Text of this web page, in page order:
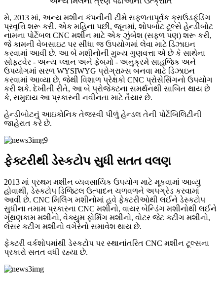
મે, 2013 માં, અન્ય મશીન કંપનીની ટીમે સફળતાપૂર્વક ક્રાઉડફંડિંગ
પ્રવૃત્તિ શરૂ કરી. એક મહિના પછી, જૂનમાં, શોપબોટ ટૂલ્સે હેન્ડીબોટ
નામના પોર્ટેબલ CNC મશીન માટે એક ઝુંબેશ (સફળ પણ) શરૂ કરી,
જે કામની વેબસાઇટ પર સીધા જ ઉપયોગમાં લેવા માટે ડિઝાઇન
કરવામાં આવી છે. આ બે મશીનોની મુખ્ય ગુણવત્તા એ છે કે સાથેના
સોફ્ટવેર - અન્ય પ્લાન અને ફેબમો - અનુક્રમે સાહજિક અને
ઉપયોગમાં સરળ WYSIWYG પ્રોગ્રામ્સ બનવા માટે ડિઝાઇન
કરવામાં આવ્યા છે, જેથી વિશાળ પ્રેક્ષકો CNC પ્રોસેસિંગનો ઉપયોગ
કરી શકે. દેખીતી રીતે, આ બે પ્રોજેક્ટના સમર્થનથી સાબિત થાય છે
કે, સમુદાય આ પ્રકારની નવીનતા માટે તૈયાર છે.
હેન્ડીબોટનું આઇકોનિક તેજસ્વી પીળું હેન્ડલ તેની પોર્ટેબિલિટીની
જાહેરાત કરે છે.
ફેક્ટરીથી ડેસ્કટોપ સુધી સતત વલણ
2013 માં પ્રથમ મશીન વ્યવસાયિક ઉપયોગ માટે મૂકવામાં આવ્યું
હોવાથી, ડેસ્કટોપ ડિજિટલ ઉત્પાદન ચળવળને અપગ્રેડ કરવામાં
આવી છે. CNC મિલિંગ મશીનોમાં હવે ફેક્ટરીઓથી લઈને ડેસ્કટોપ
સુધીના તમામ પ્રકારના CNC મશીનો, વાયર બેન્ડિંગ મશીનોથી લઈને
ગૂંથણકામ મશીનો, વેક્યુમ ફોર્મિંગ મશીનો, વોટર જેટ કટીંગ મશીનો,
લેસર કટીંગ મશીનો વગેરેનો સમાવેશ થાય છે.
ફેક્ટરી વર્કશોપમાંથી ડેસ્કટોપ પર સ્થાનાંતરિત CNC મશીન ટૂલ્સના
પ્રકારો સતત વધી રહ્યા છે.